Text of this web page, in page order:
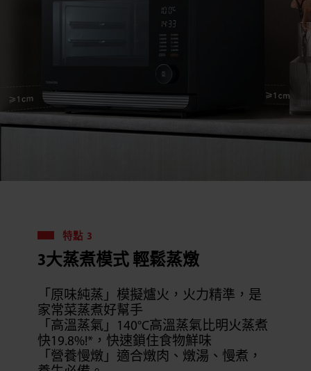
特點 3
3大蒸煮模式 輕鬆蒸燉
「原味純蒸」模擬爐火，火力精準，是
家常菜蒸煮好幫手
「高溫蒸氣」140°C高溫蒸氣比明火蒸煮
快19.8%!*，快速鎖住食物鮮味
「營養慢燉」適合燉肉、燉湯、慢煮，